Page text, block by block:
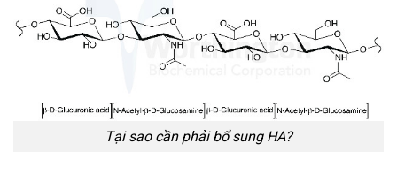
Tại sao cần phải bổ sung HA?